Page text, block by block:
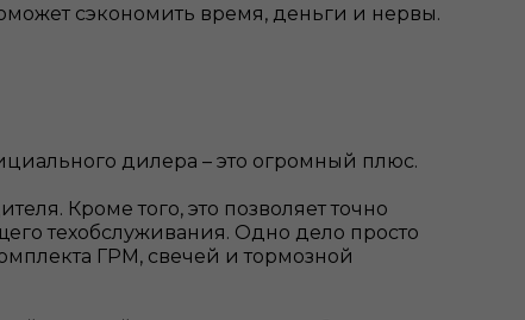
сэкономить время, деньги и нервы.
дилера – это огромный плюс.
Кроме того, это позволяет точно
техобслуживания. Одно дело просто
ГРМ, свечей и тормозной